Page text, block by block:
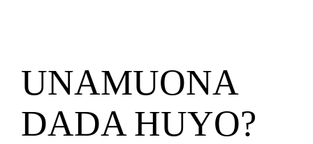
UNAMUONA
DADA HUYO?